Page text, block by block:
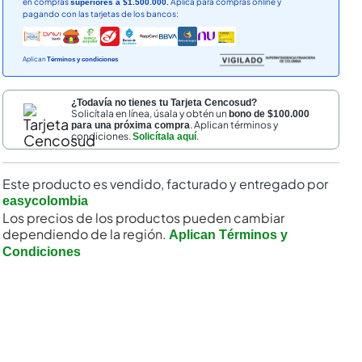
superiores a $1.500.000.
pagando con las tarjetas de los bancos:
Aplican Términos y condiciones
¿Todavía no tienes tu Tarjeta Cencosud?
Solicítala en línea, úsala y obtén unbono de $100.000
para una próxima compra. Aplican términos y
condiciones.Solicítala aquí.
Este producto es vendido, facturado y entregado por
easycolombia
Los precios de los productos pueden cambiar
dependiendo de la región. Aplican Términos y
Condiciones